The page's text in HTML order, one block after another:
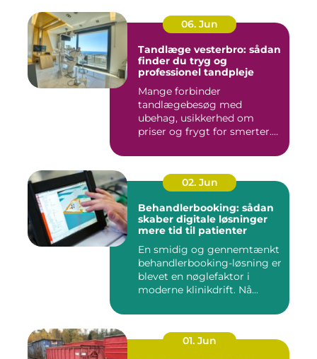
06. Jun
Tandlæge vesterbro: sådan
finder du tryg og
professionel tandpleje
Mange forbinder
tandlægebesøg med
ubehag, usikkerhed om
priser og frygt for smerter.
02. Jun
Behandlerbooking: sådan
skaber digitale løsninger
mere tid til patienter
En smidig og gennemtænkt
behandlerbooking-løsning er
blevet en nøglefaktor i
moderne klinikdrift. Nå...
01. Jun